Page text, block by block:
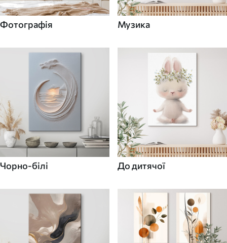
Фотографія Музика
Чорно-білі До дитячої